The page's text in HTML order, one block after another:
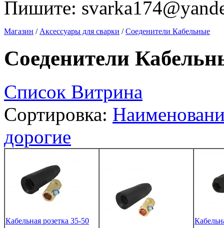
Пишите:
Магазин / Аксессуары для сварки / Соеденители Кабельные
Соеденители
Список Витрина
Сортировка:
дорогие
Кабельная розетка 35-50